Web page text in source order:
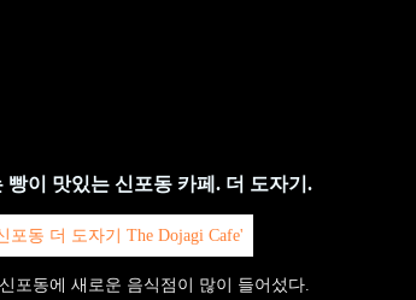
빵이 맛있는 신포동 카페. 더 도자기.
포동에 새로운 음식점이 많이 들어섰다.